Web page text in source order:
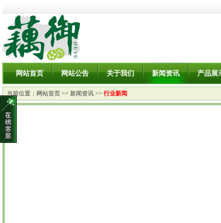
网站首页 网站公告 关于我们 新闻资讯 产品展
当前位置： 网站首页 >> 新闻资讯 >> 行业新闻